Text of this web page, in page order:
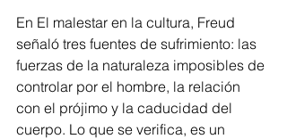
En El malestar en la cultura, Freud
señaló tres fuentes de sufrimiento: las
fuerzas de la naturaleza imposibles de
controlar por el hombre, la relación
con el prójimo y la caducidad del
cuerpo. Lo que se verifica, es un